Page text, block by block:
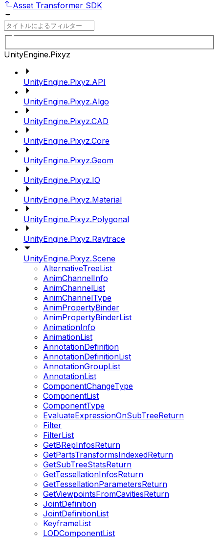
Asset Transformer SDK
UnityEngine.Pixyz
UnityEngine.Pixyz.API
UnityEngine.Pixyz.Algo
UnityEngine.Pixyz.CAD
UnityEngine.Pixyz.Core
UnityEngine.Pixyz.Geom
UnityEngine.Pixyz.IO
UnityEngine.Pixyz.Material
UnityEngine.Pixyz.Polygonal
UnityEngine.Pixyz.Raytrace
UnityEngine.Pixyz.Scene
AlternativeTreeList
AnimChannelInfo
AnimChannelList
AnimChannelType
AnimPropertyBinder
AnimPropertyBinderList
AnimationInfo
AnimationList
AnnotationDefinition
AnnotationDefinitionList
AnnotationGroupList
AnnotationList
ComponentChangeType
ComponentList
ComponentType
EvaluateExpressionOnSubTreeReturn
Filter
FilterList
GetBRepInfosReturn
GetPartsTransformsIndexedReturn
GetSubTreeStatsReturn
GetTessellationInfosReturn
GetTessellationParametersReturn
GetViewpointsFromCavitiesReturn
JointDefinition
JointDefinitionList
KeyframeList
LODComponentList